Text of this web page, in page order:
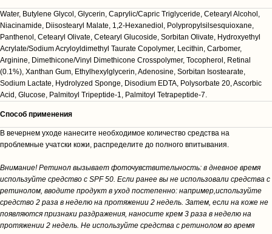
Water, Butylene Glycol, Glycerin, Caprylic/Capric Triglyceride, Cetearyl Alcohol,
Niacinamide, Diisostearyl Malate, 1,2-Hexanediol, Polypropylsilsesquioxane,
Panthenol, Cetearyl Olivate, Cetearyl Glucoside, Sorbitan Olivate, Hydroxyethyl
Acrylate/Sodium Acryloyldimethyl Taurate Copolymer, Lecithin, Carbomer,
Arginine, Dimethicone/Vinyl Dimethicone Crosspolymer, Tocopherol, Retinal
(0.1%), Xanthan Gum, Ethylhexylglycerin, Adenosine, Sorbitan Isostearate,
Sodium Lactate, Hydrolyzed Sponge, Disodium EDTA, Polysorbate 20, Ascorbic
Acid, Glucose, Palmitoyl Tripeptide-1, Palmitoyl Tetrapeptide-7.
Способ применения
В вечернем уходе нанесите необходимое количество средства на
проблемные учатски кожи, распределите до полного впитывания.
Внимание! Ретинол вызывает фоточувствительность: в дневное время
используйте средство с SPF 50. Если ранее вы не использовали средства с
ретинолом, вводите продукт в уход постепенно: например,используйте
средство 2 раза в неделю на протяжении 2 недель. Затем, если на коже не
появляются признаки раздражения, наносите крем 3 раза в неделю на
протяжении 2 недель. Не используйте средства с ретинолом во время